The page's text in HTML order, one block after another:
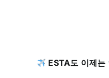
ESTA도 이제는